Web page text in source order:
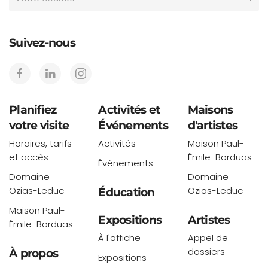
Suivez-nous
Planifiez
votre visite
Horaires, tarifs
et accès
Domaine
Ozias-Leduc
Maison Paul-
Émile-Borduas
À propos
Activités et
Événements
Activités
Événements
Éducation
Expositions
À l'affiche
Expositions
Maisons
d'artistes
Maison Paul-
Émile-Borduas
Domaine
Ozias-Leduc
Artistes
Appel de
dossiers